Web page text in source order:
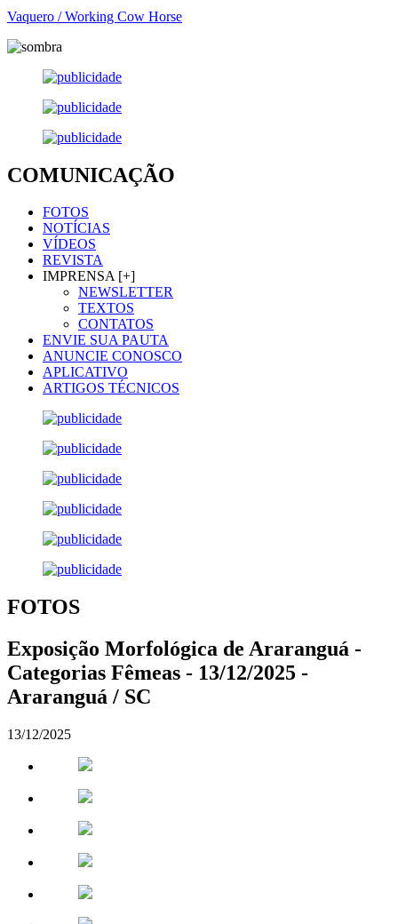
Vaquero / Working Cow Horse
COMUNICAÇÃO
FOTOS
NOTÍCIAS
VÍDEOS
REVISTA
IMPRENSA [+]
NEWSLETTER
TEXTOS
CONTATOS
ENVIE SUA PAUTA
ANUNCIE CONOSCO
APLICATIVO
ARTIGOS TÉCNICOS
FOTOS
Exposição Morfológica de Araranguá -
Categorias Fêmeas - 13/12/2025 -
Araranguá / SC
13/12/2025